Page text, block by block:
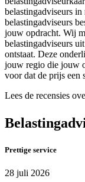
belastingadviseurs
belastingadviseurs
jouw opdracht. Wij
belastingadviseurs
ontstaat. Deze
jouw regio die jouw
voor dat de prijs een
Lees de recensies
Prettige service
28 juli 2026